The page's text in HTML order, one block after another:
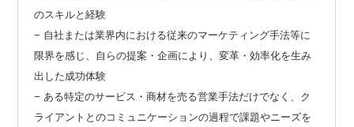
のスキルと経験
− 自社または業界内における従来のマーケティング手法等に
限界を感じ、自らの提案・企画により、変革・効率化を生み
出した成功体験
− ある特定のサービス・商材を売る営業手法だけでなく、ク
ライアントとのコミュニケーションの過程で課題やニーズを